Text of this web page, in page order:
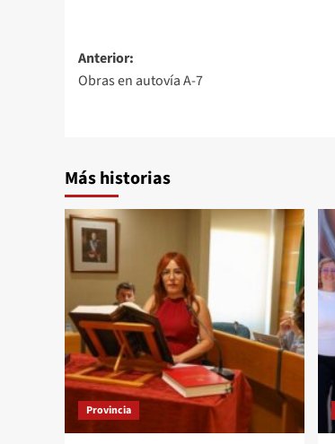
Navegación
de
Anterior:
Obras en autovía A-7
Más historias
Provincia